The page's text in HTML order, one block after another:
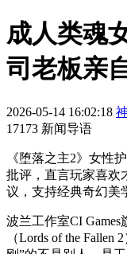
成人类魂
司老板亲
2026-05-14 16:02:18
17173 新闻导语
《堕落之主2》女性
批评，直言玩家喜欢
议，支持经典奇幻美
波兰工作室CI Games
（Lords of the